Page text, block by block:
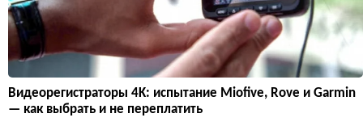
Видеорегистраторы 4K: испытание Miofive, Rove и Garmin
— как выбрать и не переплатить